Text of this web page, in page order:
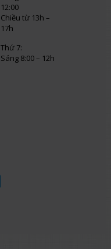
12:00
Chiều từ 13h –
17h
Thứ 7:
Sáng 8:00 – 12h